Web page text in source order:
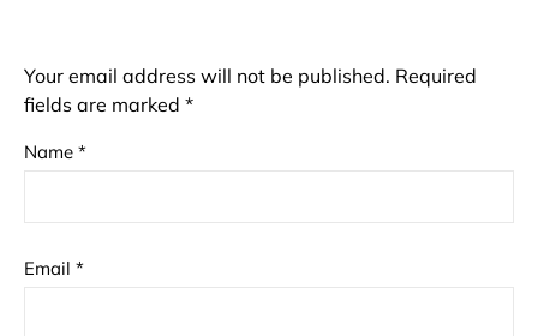
Your email address will not be published. Required
fields are marked *
Name *
Email *